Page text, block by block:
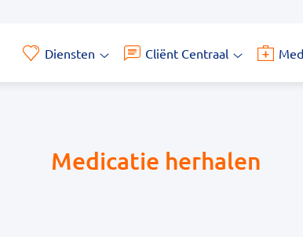
Diensten
submenu
Cliënt Centraal
Centraal
Medicatie herhalen